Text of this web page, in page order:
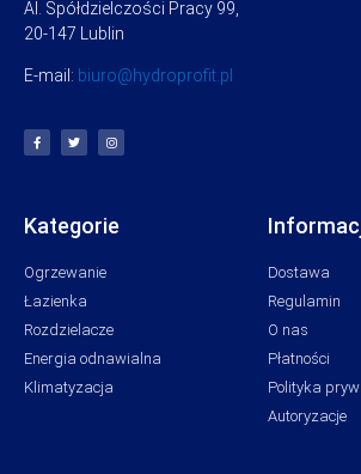
Al. Spółdzielczości Pracy 99,
20-147 Lublin
E-mail: biuro@hydroprofit.pl
Kategorie
Ogrzewanie
Łazienka
Rozdzielacze
Energia odnawialna
Klimatyzacja
Dostawa
Regulamin
O nas
Płatności
Polityka
Autoryzacje